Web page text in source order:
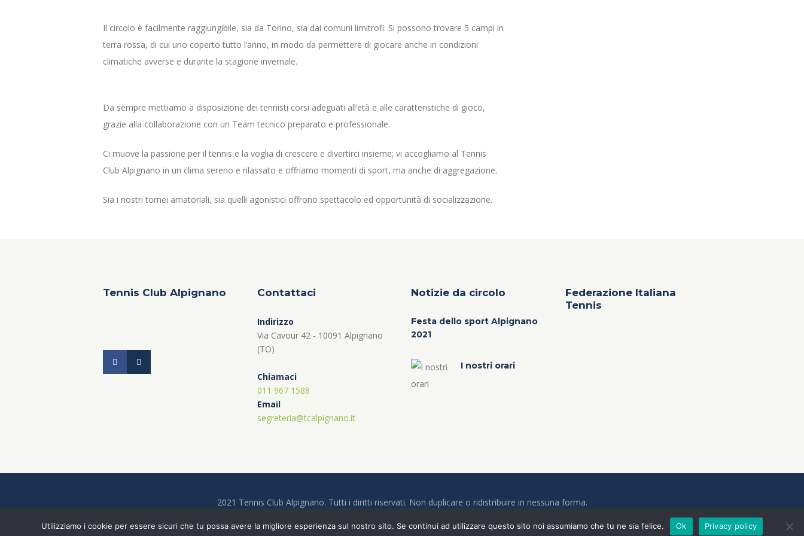
Il circolo è facilmente raggiungibile, sia da Torino, sia dai comuni limitrofi. Si possono trovare 5 campi in
terra rossa, di cui uno coperto tutto l’anno, in modo da permettere di giocare anche in condizioni
climatiche avverse e durante la stagione invernale.
Da sempre mettiamo a disposizione dei tennisti corsi adeguati all’età e alle caratteristiche di gioco,
grazie alla collaborazione con un Team tecnico preparato e professionale.
Ci muove la passione per il tennis e la voglia di crescere e divertirci insieme; vi accogliamo al Tennis
Club Alpignano in un clima sereno e rilassato e offriamo momenti di sport, ma anche di aggregazione.
Sia i nostri tornei amatoriali, sia quelli agonistici offrono spettacolo ed opportunità di socializzazione.
Tennis Club Alpignano Contattaci
Indirizzo
Via Cavour 42 - 10091 Alpignano
(TO)
Chiamaci
011 967 1588
Email
segreteria@tcalpignano.it
Notizie da circolo
Festa dello sport Alpignano
2021
I nostri orari
Federazione Italiana
Tennis
2021 Tennis Club Alpignano. Tutti i diritti riservati. Non duplicare o ridistribuire in nessuna forma.
Utilizziamo i cookie per essere sicuri che tu possa avere la migliore esperienza sul nostro sito. Se continui ad utilizzare questo sito noi assumiamo che tu ne sia felice. Ok Privacy policy